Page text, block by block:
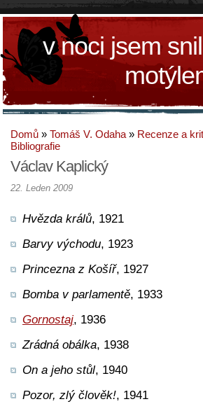
v noci jsem
Domů » Tomáš V. Odaha » Recenze a
Bibliografie
Václav Kaplický
22. Leden 2009
Hvězda králů, 1921
Barvy východu, 1923
Princezna z Košíř, 1927
Bomba v parlamentě, 1933
Gornostaj, 1936
Zrádná obálka, 1938
On a jeho stůl, 1940
Pozor, zlý člověk!, 1941